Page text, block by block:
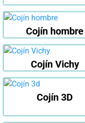
Cojín hombre
Cojín Vichy
Cojín 3D